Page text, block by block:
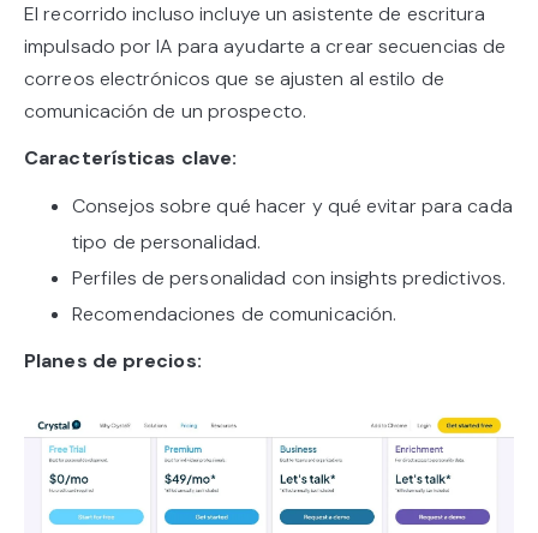
El recorrido incluso incluye un asistente de escritura
impulsado por IA para ayudarte a crear secuencias de
correos electrónicos que se ajusten al estilo de
comunicación de un prospecto.
Características clave:
Consejos sobre qué hacer y qué evitar para cada
tipo de personalidad.
Perfiles de personalidad con insights predictivos.
Recomendaciones de comunicación.
Planes de precios: